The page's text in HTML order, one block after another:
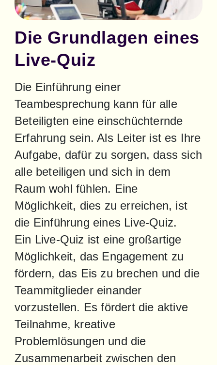
Die Grundlagen eines
Live-Quiz
Die Einführung einer
Teambesprechung kann für alle
Beteiligten eine einschüchternde
Erfahrung sein. Als Leiter ist es Ihre
Aufgabe, dafür zu sorgen, dass sich
alle beteiligen und sich in dem
Raum wohl fühlen. Eine
Möglichkeit, dies zu erreichen, ist
die Einführung eines Live-Quiz.
Ein Live-Quiz ist eine großartige
Möglichkeit, das Engagement zu
fördern, das Eis zu brechen und die
Teammitglieder einander
vorzustellen. Es fördert die aktive
Teilnahme, kreative
Problemlösungen und die
Zusammenarbeit zwischen den